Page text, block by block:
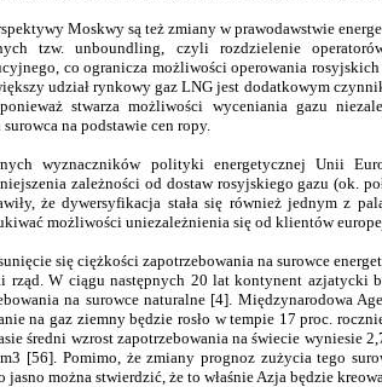
Moskwy są też zmiany w prawodawstwie
tzw. unboundling, czyli rozdzielenie
co ogranicza możliwości operowania
udział rynkowy gaz LNG jest dodatkowym
stwarza możliwości wyceniania gazu
na podstawie cen ropy.
wyznaczników polityki energetycznej Unii
zależności od dostaw rosyjskiego gazu (ok.
że dywersyfikacja stała się również jednym z
możliwości uniezależnienia się od klientów
się ciężkości zapotrzebowania na surowce
rząd. W ciągu następnych 20 lat kontynent azjatycki
na surowce naturalne [4]. Międzynarodowa
na gaz ziemny będzie rosło w tempie 17 proc.
średni wzrost zapotrzebowania na świecie wyniesie
[56]. Pomimo, że zmiany prognoz zużycia tego
można stwierdzić, że to właśnie Azja będzie